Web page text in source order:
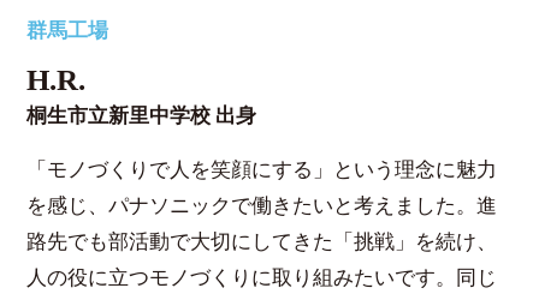
群馬工場
H.R.
桐生市立新里中学校 出身
「モノづくりで人を笑顔にする」という理念に魅力
を感じ、パナソニックで働きたいと考えました。進
路先でも部活動で大切にしてきた「挑戦」を続け、
人の役に立つモノづくりに取り組みたいです。同じ